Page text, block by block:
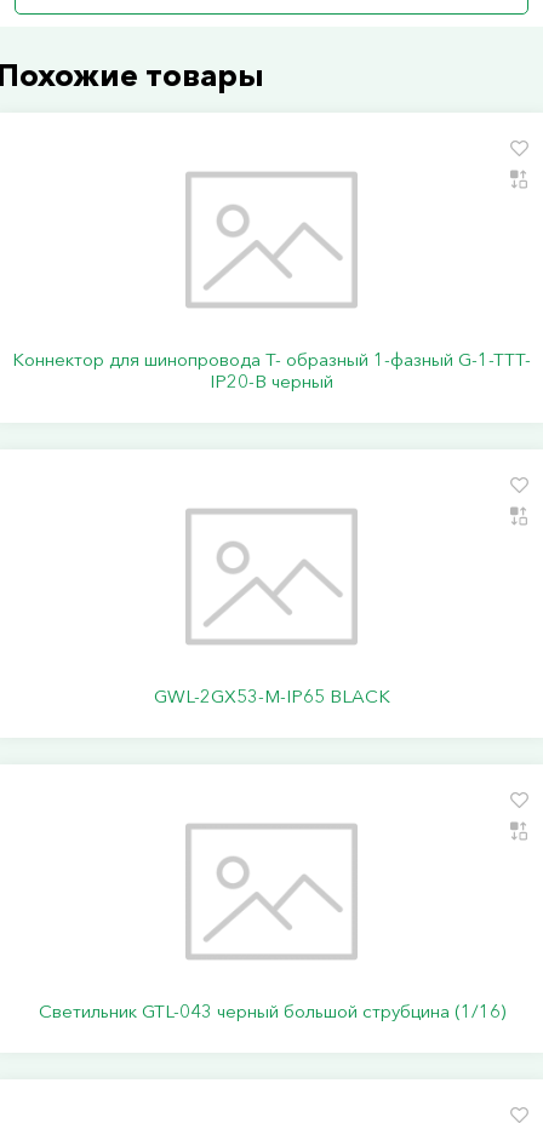
товары
Коннектор для шинопровода Т- образный 1-фазный G-1-TTT-
IP20-B черный
GWL-2GX53-M-IP65 BLACK
Светильник GTL-043 черный большой струбцина (1/16)